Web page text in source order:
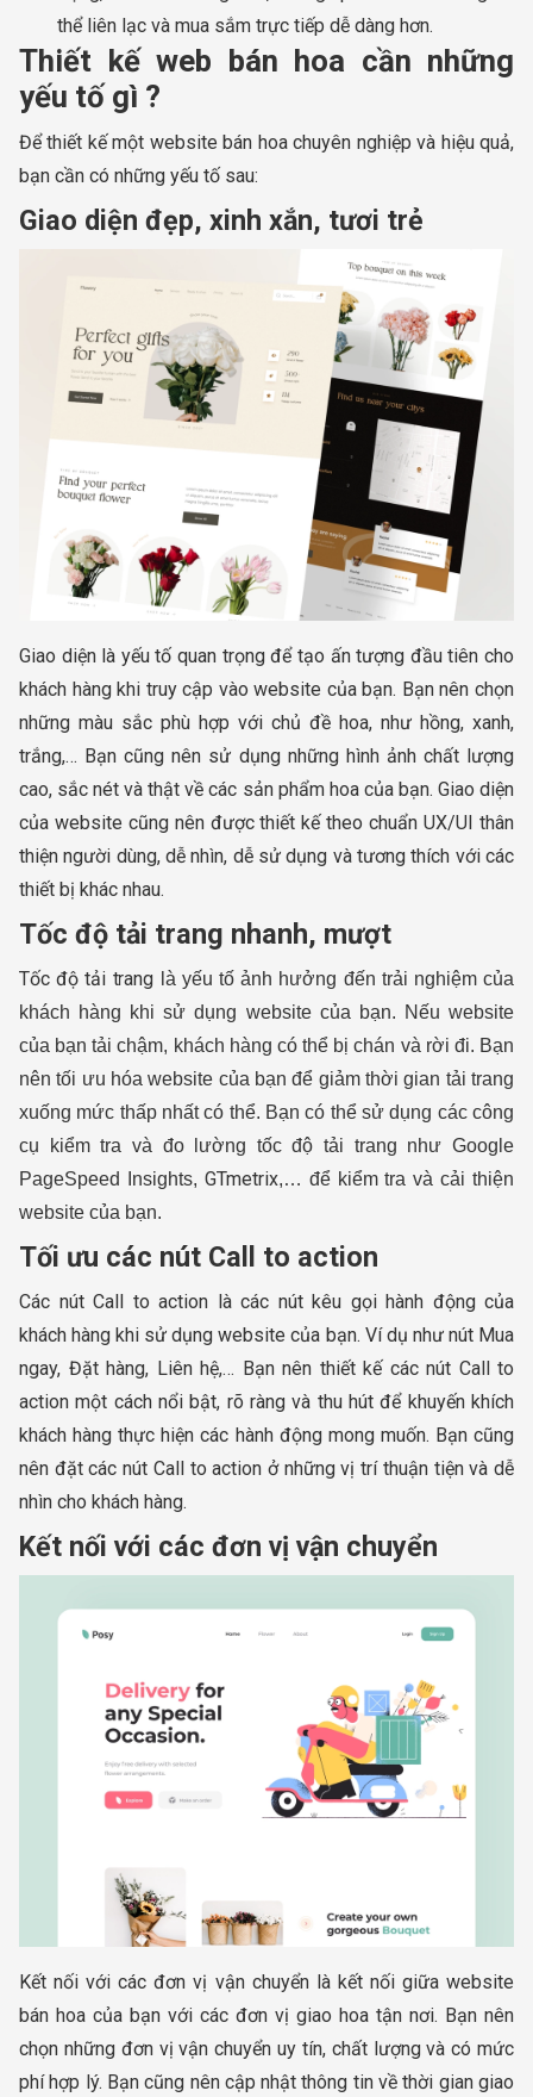
thể liên lạc và mua sắm trực tiếp dễ dàng hơn.
Thiết kế web bán hoa cần những
yếu tố gì ?
Để thiết kế một website bán hoa chuyên nghiệp và hiệu quả,
bạn cần có những yếu tố sau:
Giao diện đẹp, xinh xắn, tươi trẻ
Giao diện là yếu tố quan trọng để tạo ấn tượng đầu tiên cho
khách hàng khi truy cập vào website của bạn. Bạn nên chọn
những màu sắc phù hợp với chủ đề hoa, như hồng, xanh,
trắng,… Bạn cũng nên sử dụng những hình ảnh chất lượng
cao, sắc nét và thật về các sản phẩm hoa của bạn. Giao diện
của website cũng nên được thiết kế theo chuẩn UX/UI thân
thiện người dùng, dễ nhìn, dễ sử dụng và tương thích với các
thiết bị khác nhau.
Tốc độ tải trang nhanh, mượt
Tốc độ tải trang là yếu tố ảnh hưởng đến trải nghiệm của
khách hàng khi sử dụng website của bạn. Nếu website
của bạn tải chậm, khách hàng có thể bị chán và rời đi. Bạn
nên tối ưu hóa website của bạn để giảm thời gian tải trang
xuống mức thấp nhất có thể. Bạn có thể sử dụng các công
cụ kiểm tra và đo lường tốc độ tải trang như Google
PageSpeed Insights, GTmetrix,… để kiểm tra và cải thiện
website của bạn.
Tối ưu các nút Call to action
Các nút Call to action là các nút kêu gọi hành động của
khách hàng khi sử dụng website của bạn. Ví dụ như nút Mua
ngay, Đặt hàng, Liên hệ,… Bạn nên thiết kế các nút Call to
action một cách nổi bật, rõ ràng và thu hút để khuyến khích
khách hàng thực hiện các hành động mong muốn. Bạn cũng
nên đặt các nút Call to action ở những vị trí thuận tiện và dễ
nhìn cho khách hàng.
Kết nối với các đơn vị vận chuyển
Kết nối với các đơn vị vận chuyển là kết nối giữa website
bán hoa của bạn với các đơn vị giao hoa tận nơi. Bạn nên
chọn những đơn vị vận chuyển uy tín, chất lượng và có mức
phí hợp lý. Bạn cũng nên cập nhật thông tin về thời gian giao